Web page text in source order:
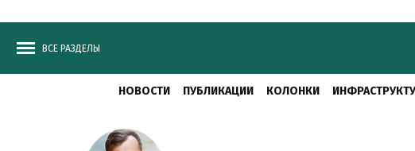
ВСЕ РАЗДЕЛЫ
НОВОСТИ ПУБЛИКАЦИИ КОЛОНКИ